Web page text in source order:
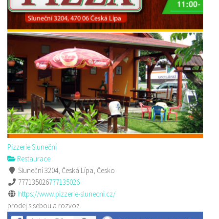
Pizzerie Sluneční
Restaurace
Sluneční 3204, Česká Lípa, Česko
777135026777135026
https://www.pizzerie-slunecni.cz/
prodej s sebou a rozvoz